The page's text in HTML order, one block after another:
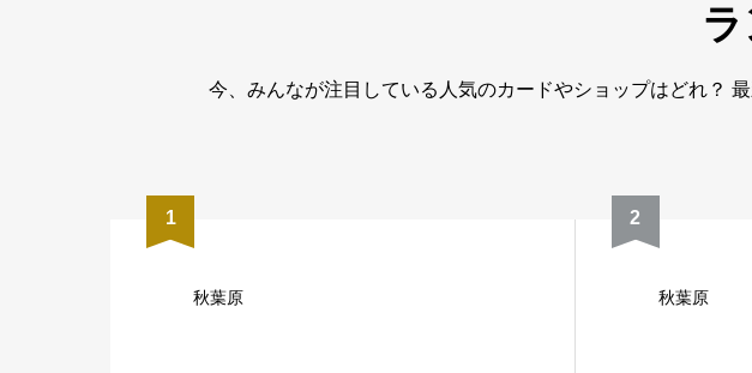
今、みんなが注目している人気のカードやショップはどれ？
1
秋葉原
2
秋葉原